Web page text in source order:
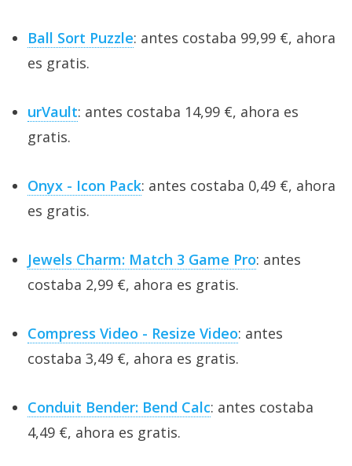
Ball Sort Puzzle: antes costaba 99,99 €, ahora
es gratis.
urVault: antes costaba 14,99 €, ahora es
gratis.
Onyx - Icon Pack: antes costaba 0,49 €, ahora
es gratis.
Jewels Charm: Match 3 Game Pro: antes
costaba 2,99 €, ahora es gratis.
Compress Video - Resize Video: antes
costaba 3,49 €, ahora es gratis.
Conduit Bender: Bend Calc: antes costaba
4,49 €, ahora es gratis.